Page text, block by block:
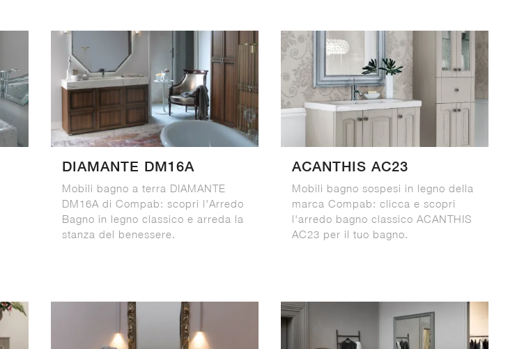
DIAMANTE DM16A
Mobili bagno a terra DIAMANTE
DM16A di Compab: scopri l'Arredo
Bagno in legno classico e arreda la
stanza del benessere.
ACANTHIS AC23
Mobili bagno sospesi in legno della
marca Compab: clicca e scopri
l'arredo bagno classico ACANTHIS
AC23 per il tuo bagno.